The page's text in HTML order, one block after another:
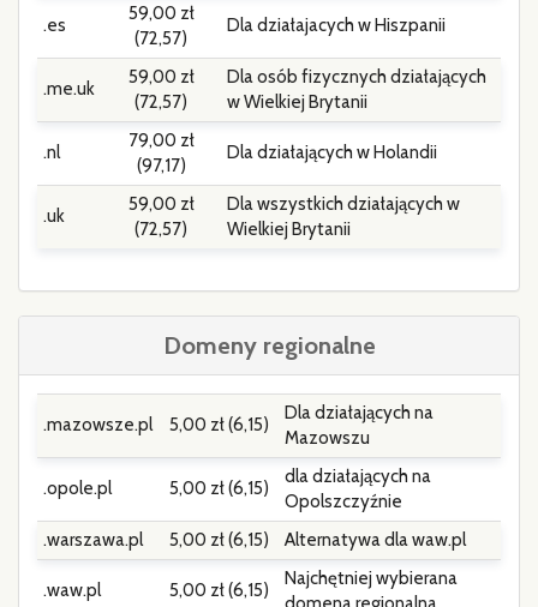
.es
59,00 zł
(72,57)
Dla działajacych w Hiszpanii
.me.uk
59,00 zł
(72,57)
Dla osób fizycznych działających
w Wielkiej Brytanii
.nl
79,00 zł
(97,17)
Dla działających w Holandii
.uk
59,00 zł
(72,57)
Dla wszystkich działających w
Wielkiej Brytanii
Domeny regionalne
.mazowsze.pl 5,00 zł (6,15)
Dla działających na
Mazowszu
.opole.pl 5,00 zł (6,15)
dla działających na
Opolszczyźnie
.warszawa.pl
5,00 zł (6,15) Alternatywa dla waw.pl
.waw.pl 5,00 zł (6,15)
Najchętniej wybierana